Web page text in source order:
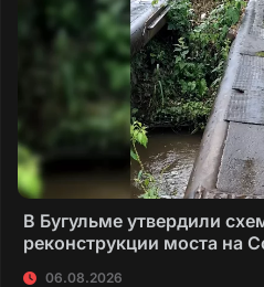
В Бугульме утвердили
реконструкции моста на
06.08.2026